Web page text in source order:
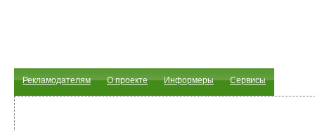
Рекламодателям О проекте Информеры Сервисы